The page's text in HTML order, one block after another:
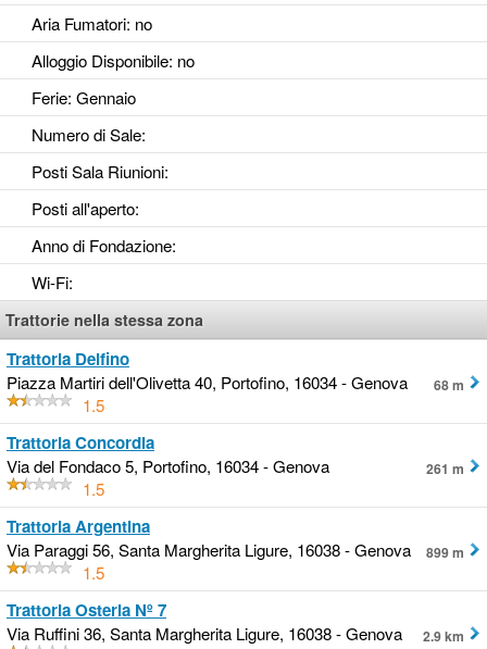
Aria Fumatori: no
Alloggio Disponibile: no
Ferie: Gennaio
Numero di Sale:
Posti Sala Riunioni:
Posti all'aperto:
Anno di Fondazione:
Wi-Fi:
Trattorie nella stessa zona
Trattoria Delfino
Piazza Martiri dell'Olivetta 40, Portofino, 16034 - Genova
1.5
68 m
Trattoria Concordia
Via del Fondaco 5, Portofino, 16034 - Genova
1.5
261 m
Trattoria Argentina
Via Paraggi 56, Santa Margherita Ligure, 16038 - Genova
1.5
899 m
Trattoria Osteria Nº 7
Via Ruffini 36, Santa Margherita Ligure, 16038 - Genova
2.9 km